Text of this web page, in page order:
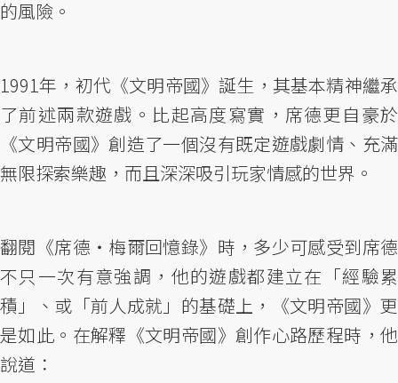
的風險。
1991年，初代《文明帝國》誕生，其基本精神繼承
了前述兩款遊戲。比起高度寫實，席德更自豪於
《文明帝國》創造了一個沒有既定遊戲劇情、充滿
無限探索樂趣，而且深深吸引玩家情感的世界。
翻閱《席德‧梅爾回憶錄》時，多少可感受到席德
不只一次有意強調，他的遊戲都建立在「經驗累
積」、或「前人成就」的基礎上，《文明帝國》更
是如此。在解釋《文明帝國》創作心路歷程時，他
說道：